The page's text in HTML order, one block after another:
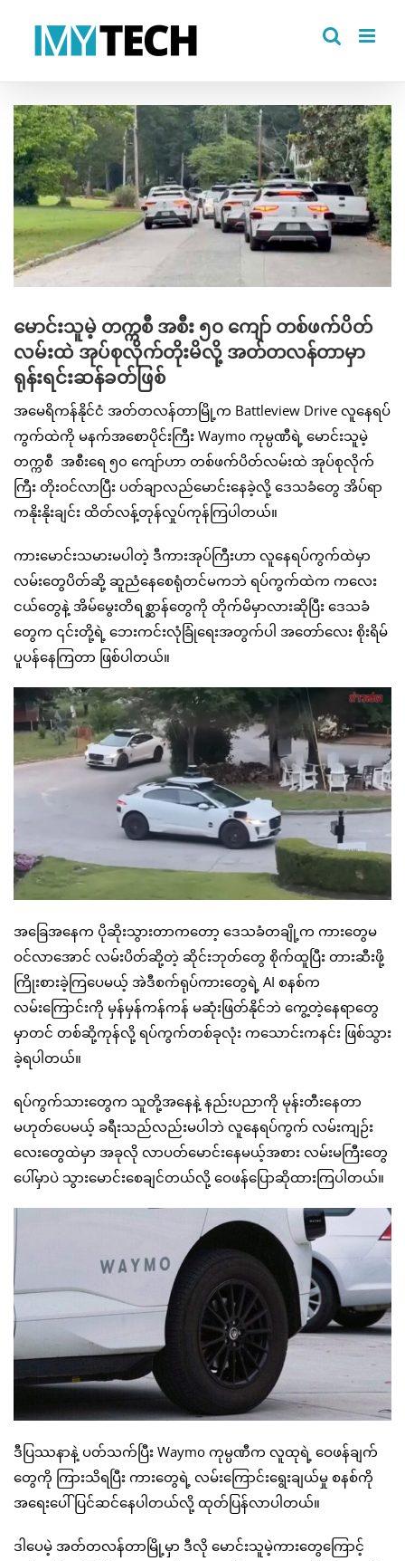
View
Larger
Image
မောင်းသူမဲ့ တက္ကစီ အစီး ၅၀ ကျော် တစ်ဖက်ပိတ်
လမ်းထဲ အုပ်စုလိုက်တိုးမိလို့ အတ်တလန်တာမှာ
ရုန်းရင်းဆန်ခတ်ဖြစ်
အမေရိကန်နိုင်ငံ အတ်တလန်တာမြို့က Battleview Drive လူနေရပ်
ကွက်ထဲကို မနက်အစောပိုင်းကြီး Waymo ကုမ္ပဏီရဲ့ မောင်းသူမဲ့
တက္ကစီ အစီးရေ ၅၀ ကျော်ဟာ တစ်ဖက်ပိတ်လမ်းထဲ အုပ်စုလိုက်
ကြီး တိုးဝင်လာပြီး ပတ်ချာလည်မောင်းနေခဲ့လို့ ဒေသခံတွေ အိပ်ရာ
ကနိုးနိုးချင်း ထိတ်လန့်တုန်လှုပ်ကုန်ကြပါတယ်။
ကားမောင်းသမားမပါတဲ့ ဒီကားအုပ်ကြီးဟာ လူနေရပ်ကွက်ထဲမှာ
လမ်းတွေပိတ်ဆို့ ဆူညံနေစေရုံတင်မကဘဲ ရပ်ကွက်ထဲက ကလေး
ငယ်တွေနဲ့ အိမ်မွေးတိရစ္ဆာန်တွေကို တိုက်မိမှာလားဆိုပြီး ဒေသခံ
တွေက ၎င်းတို့ရဲ့ ဘေးကင်းလုံခြုံရေးအတွက်ပါ အတော်လေး စိုးရိမ်
ပူပန်နေကြတာ ဖြစ်ပါတယ်။
အခြေအနေက ပိုဆိုးသွားတာကတော့ ဒေသခံတချို့က ကားတွေမ
ဝင်လာအောင် လမ်းပိတ်ဆို့တဲ့ ဆိုင်းဘုတ်တွေ စိုက်ထူပြီး တားဆီးဖို့
ကြိုးစားခဲ့ကြပေမယ့် အဲဒီစက်ရုပ်ကားတွေရဲ့ AI စနစ်က
လမ်းကြောင်းကို မှန်မှန်ကန်ကန် မဆုံးဖြတ်နိုင်ဘဲ ကွေ့တဲ့နေရာတွေ
မှာတင် တစ်ဆို့ကုန်လို့ ရပ်ကွက်တစ်ခုလုံး ကသောင်းကနင်း ဖြစ်သွား
ခဲ့ရပါတယ်။
ရပ်ကွက်သားတွေက သူတို့အနေနဲ့ နည်းပညာကို မုန်းတီးနေတာ
မဟုတ်ပေမယ့် ခရီးသည်လည်းမပါဘဲ လူနေရပ်ကွက် လမ်းကျဉ်း
လေးတွေထဲမှာ အခုလို လာပတ်မောင်းနေမယ့်အစား လမ်းမကြီးတွေ
ပေါ်မှာပဲ သွားမောင်းစေချင်တယ်လို့ ဝေဖန်ပြောဆိုထားကြပါတယ်။
ဒီပြဿနာနဲ့ ပတ်သက်ပြီး Waymo ကုမ္ပဏီက လူထုရဲ့ ဝေဖန်ချက်
တွေကို ကြားသိရပြီး ကားတွေရဲ့ လမ်းကြောင်းရွေးချယ်မှု စနစ်ကို
အရေးပေါ် ပြင်ဆင်နေပါတယ်လို့ ထုတ်ပြန်လာပါတယ်။
ဒါပေမဲ့ အတ်တလန်တာမြို့မှာ ဒီလို မောင်းသူမဲ့ကားတွေကြောင့်